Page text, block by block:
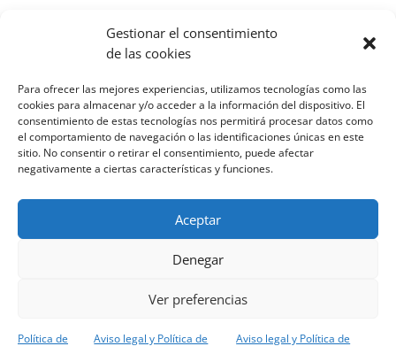
Gestionar el consentimiento
de las cookies
Para ofrecer las mejores experiencias, utilizamos tecnologías como las
cookies para almacenar y/o acceder a la información del dispositivo. El
consentimiento de estas tecnologías nos permitirá procesar datos como
el comportamiento de navegación o las identificaciones únicas en este
sitio. No consentir o retirar el consentimiento, puede afectar
negativamente a ciertas características y funciones.
Aceptar
Denegar
Ver preferencias
Política de
Aviso legal y Política de
Aviso legal y Política de
mejor el riesgo en la hipertensión arterial pulmonar
¿La rotura de placas vulnerables implica un evento
cardiaco?
Estudio KARDINAL, ¿estamos un paso más cerca en
el tratamiento de la hipertensión arterial?
El ecocardiograma, una técnica para afinar el
pronóstico de la hipertensión arterial pulmonar
Aviso legal y Política de privacidad